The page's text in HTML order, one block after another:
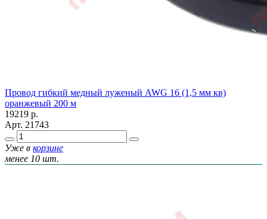
Провод гибкий медный луженый AWG 16 (1,5 мм кв)
оранжевый 200 м
19219 р.
Арт. 21743
Уже в корзине
менее 10 шт.